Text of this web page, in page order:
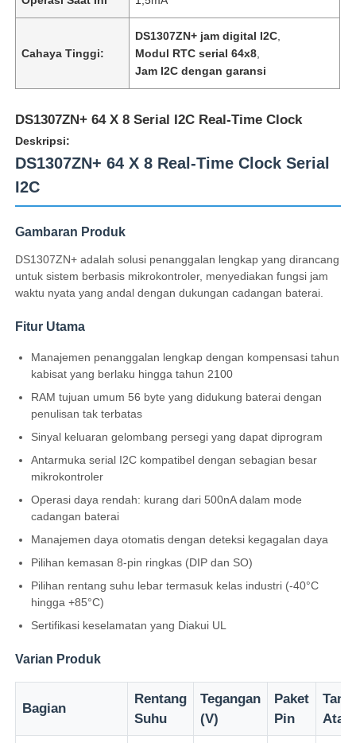
Rumah
Video
Tur Pabrik
Kontrol Kualitas
Hubungi Kami
Cahaya Tinggi:
DS1307ZN+ jam digital I2C
Modul RTC serial 64x8
Jam I2C dengan garansi
DS1307ZN+ 64 X 8 Serial I2C Real-Time Clock
Deskripsi:
DS1307ZN+ 64 X 8 Real-Time Clock Serial
I2C
Gambaran Produk
DS1307ZN+ adalah solusi penanggalan lengkap yang dirancang
untuk sistem berbasis mikrokontroler, menyediakan fungsi jam
waktu nyata yang andal dengan dukungan cadangan baterai.
Fitur Utama
Manajemen penanggalan lengkap dengan kompensasi tahun
kabisat yang berlaku hingga tahun 2100
RAM tujuan umum 56 byte yang didukung baterai dengan
penulisan tak terbatas
Sinyal keluaran gelombang persegi yang dapat diprogram
Antarmuka serial I2C kompatibel dengan sebagian besar
mikrokontroler
Operasi daya rendah: kurang dari 500nA dalam mode
cadangan baterai
Manajemen daya otomatis dengan deteksi kegagalan daya
Pilihan kemasan 8-pin ringkas (DIP dan SO)
Pilihan rentang suhu lebar termasuk kelas industri (-40°C
hingga +85°C)
Sertifikasi keselamatan yang Diakui UL
Varian Produk
Bagian
Rentang
Suhu
Tegangan
(V)
Paket
Pin